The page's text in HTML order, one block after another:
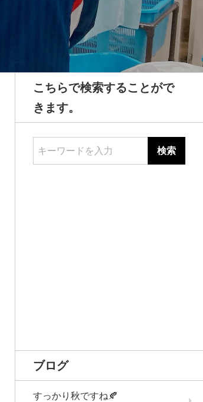
こちらで検索することがで
きます。
キーワードを入力
ブログ
すっかり秋ですね🍂